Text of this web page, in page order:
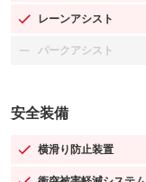
レーンアシスト
：装備あり
パークアシスト
：装備なし
安全装備
横滑り防止装置
：装備あり